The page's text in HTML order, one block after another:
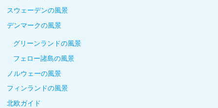
スウェーデンの風景
デンマークの風景
グリーンランドの風景
フェロー諸島の風景
ノルウェーの風景
フィンランドの風景
北欧ガイド